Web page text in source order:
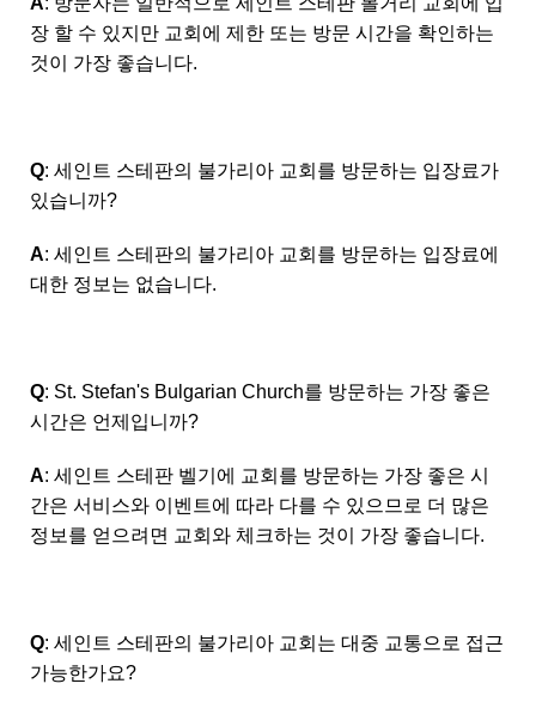
장 할 수 있지만 교회에 제한 또는 방문 시간을 확인하는
것이 가장 좋습니다.
Q: 세인트 스테판의 불가리아 교회를 방문하는 입장료가
있습니까?
A: 세인트 스테판의 불가리아 교회를 방문하는 입장료에
대한 정보는 없습니다.
Q: St. Stefan's Bulgarian Church를 방문하는 가장 좋은
시간은 언제입니까?
A: 세인트 스테판 벨기에 교회를 방문하는 가장 좋은 시
간은 서비스와 이벤트에 따라 다를 수 있으므로 더 많은
정보를 얻으려면 교회와 체크하는 것이 가장 좋습니다.
Q: 세인트 스테판의 불가리아 교회는 대중 교통으로 접근
가능한가요?